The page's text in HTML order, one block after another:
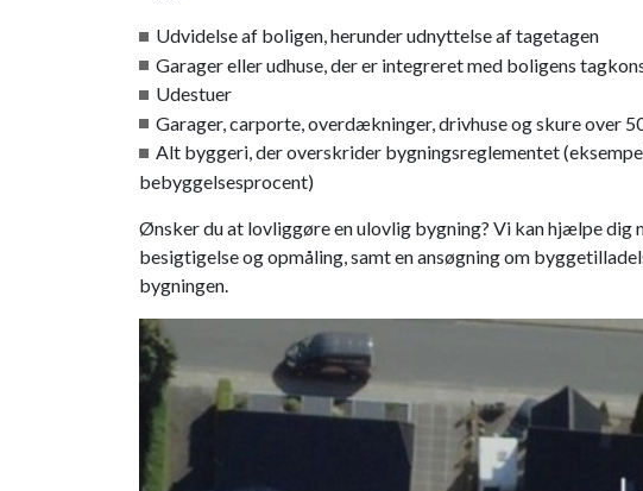
Udvidelse af boligen, herunder udnyttelse af tagetagen
Garager eller udhuse, der er integreret med boligens
Udestuer
Garager, carporte, overdækninger, drivhuse og skure over
Alt byggeri, der overskrider bygningsreglementet
bebyggelsesprocent)
Ønsker du at lovliggøre en ulovlig bygning? Vi kan hjælpe dig
besigtigelse og opmåling, samt en ansøgning om
bygningen.